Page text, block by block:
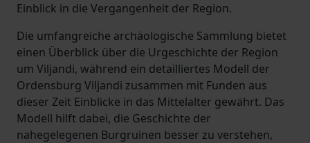
Einblick in die Vergangenheit der Region.
Die umfangreiche archäologische Sammlung bietet
einen Überblick über die Urgeschichte der Region
um Viljandi, während ein detailliertes Modell der
Ordensburg Viljandi zusammen mit Funden aus
dieser Zeit Einblicke in das Mittelalter gewährt. Das
Modell hilft dabei, die Geschichte der
nahegelegenen Burgruinen besser zu verstehen,